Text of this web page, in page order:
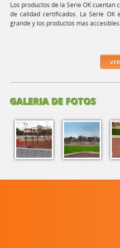
Los productos de la Serie OK cuentan
de calidad certificados. La Serie OK
grande y los productos mas
GALERIA DE FOTOS